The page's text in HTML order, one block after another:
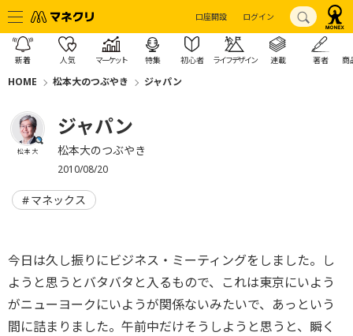
口座開設 ログイン
新着 人気 マーケット 特集 初心者 ライフデザイン 連載 著者 商
HOME 松本大のつぶやき ジャパン
松本 大
ジャパン
松本大のつぶやき
2010/08/20
マネックス
今日は久し振りにビジネス・ミーティングをしました。し
ようと思うとバタバタと入るもので、これは東京にいよう
がニューヨークにいようが関係ないみたいで、あっという
間に詰まりました。午前中だけそうしようと思うと、瞬く